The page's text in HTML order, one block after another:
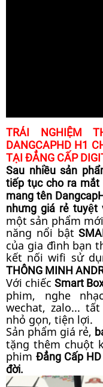
TRẢI NGHIỆM
DANGCAPHD H1
TẠI ĐẲNG CẤP
Sau nhiều sản
tiếp tục cho ra mắt
mang tên
nhưng giá rẻ tuyệt
một sản phẩm
năng nổi bật
của gia đình bạn
kết nối wifi sử
THÔNG MINH
Với chiếcSmart
phim, nghe
wechat, zalo...
nhỏ gọn, tiện lợi.
Sản phẩm giá rẻ,
tặng thêm chuột
phim Đẳng Cấp
đời.